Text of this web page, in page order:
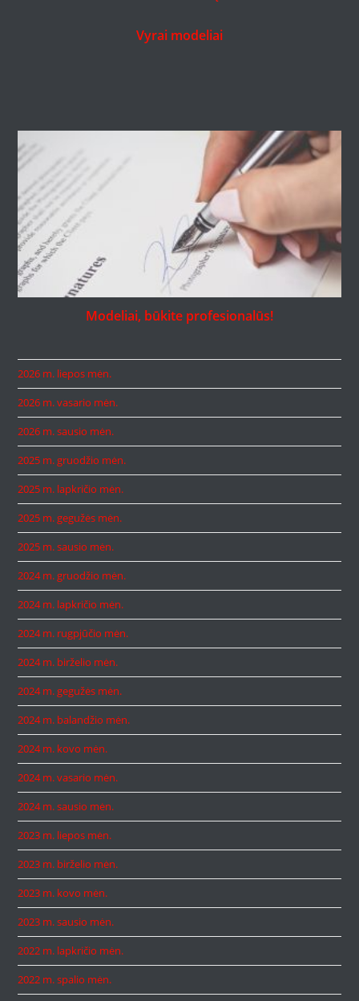
Vyrai modeliai
Modeliai, būkite profesionalūs!
2026 m. liepos mėn.
2026 m. vasario mėn.
2026 m. sausio mėn.
2025 m. gruodžio mėn.
2025 m. lapkričio mėn.
2025 m. gegužės mėn.
2025 m. sausio mėn.
2024 m. gruodžio mėn.
2024 m. lapkričio mėn.
2024 m. rugpjūčio mėn.
2024 m. birželio mėn.
2024 m. gegužės mėn.
2024 m. balandžio mėn.
2024 m. kovo mėn.
2024 m. vasario mėn.
2024 m. sausio mėn.
2023 m. liepos mėn.
2023 m. birželio mėn.
2023 m. kovo mėn.
2023 m. sausio mėn.
2022 m. lapkričio mėn.
2022 m. spalio mėn.